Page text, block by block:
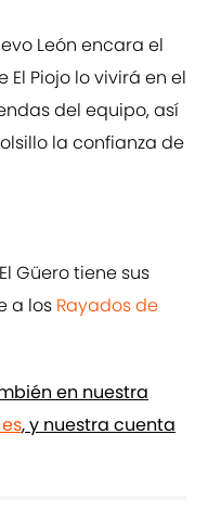
León encara el
El Piojo lo vivirá en el
del equipo, así
la confianza de
Güero tiene sus
a los Rayados de
en nuestra
, y nuestra cuenta